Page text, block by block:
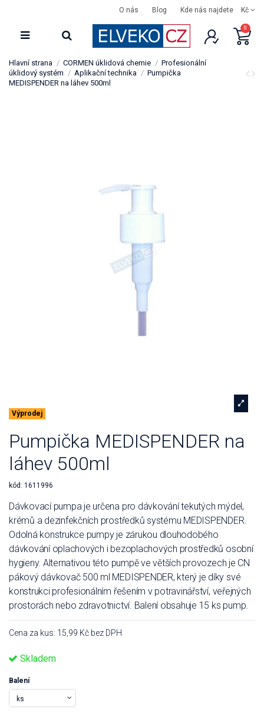
O nás Blog Kde nás najdete Kč
0
Hlavní strana CORMEN úklidová chemie
Profesionální
úklidový systém
Aplikační technika
Pumpička
MEDISPENDER na láhev 500ml
Výprodej
Pumpička MEDISPENDER na
láhev 500ml
kód: 1611996
Dávkovací pumpa je určena pro dávkování tekutých mýdel,
krémů a dezinfekčních prostředků systému MEDISPENDER.
Odolná konstrukce pumpy je zárukou dlouhodobého
dávkování oplachových i bezoplachových prostředků osobní
hygieny. Alternativou této pumpě ve větších provozech je CN
pákový dávkovač 500 ml MEDISPENDER, který je díky své
konstrukci profesionálním řešením v potravinářství, veřejných
prostorách nebo zdravotnictví. Balení obsahuje 15 ks pump.
Cena za kus: 15,99 Kč bez DPH
Skladem
Balení